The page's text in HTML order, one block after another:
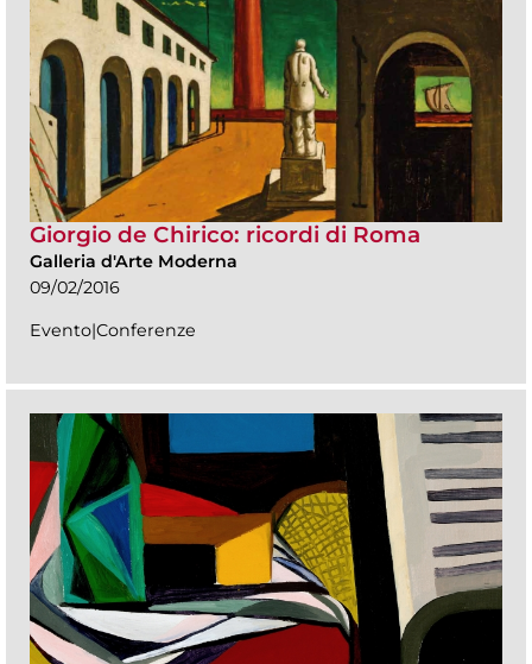
Giorgio de Chirico: ricordi di Roma
Galleria d'Arte Moderna
09/02/2016
Evento|Conferenze